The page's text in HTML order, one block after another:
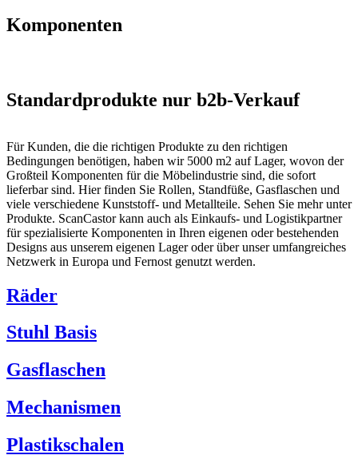
Komponenten
Standardprodukte nur b2b-Verkauf
Für Kunden, die die richtigen Produkte zu den richtigen
Bedingungen benötigen, haben wir 5000 m2 auf Lager, wovon der
Großteil Komponenten für die Möbelindustrie sind, die sofort
lieferbar sind. Hier finden Sie Rollen, Standfüße, Gasflaschen und
viele verschiedene Kunststoff- und Metallteile. Sehen Sie mehr unter
Produkte. ScanCastor kann auch als Einkaufs- und Logistikpartner
für spezialisierte Komponenten in Ihren eigenen oder bestehenden
Designs aus unserem eigenen Lager oder über unser umfangreiches
Netzwerk in Europa und Fernost genutzt werden.
Räder
Stuhl Basis
Gasflaschen
Mechanismen
Plastikschalen